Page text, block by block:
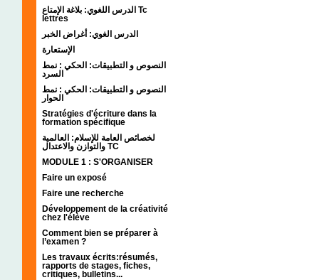
الدرس اللغوي: بلاغة الإمتاع Tc
lettres
الدرس الغوي: أغراض الخبر
الإستعارة
النصوص و التطبيقات: الحكي : نمط
السرد
النصوص و التطبيقات: الحكي : نمط
الحوار
Stratégies d'écriture dans la
formation spécifique
لخصائص العامة للإسلام: العالمية
والتوازن والاعتدال TC
MODULE 1 : S'ORGANISER
Faire un exposé
Faire une recherche
Développement de la créativité
chez l'élève
Comment bien se préparer à
l’examen ?
Les travaux écrits:résumés,
rapports de stages, fiches,
critiques, bulletins...